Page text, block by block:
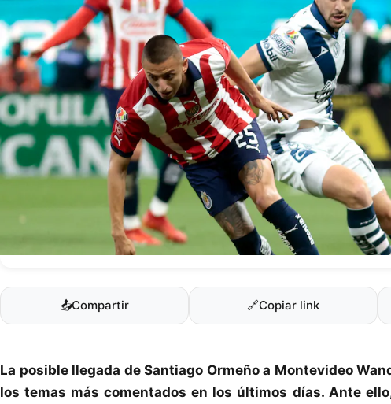
📤Compartir 🔗Copiar link
La posible llegada de Santiago Ormeñoa Montevideo
los temas más comentados en los últimos días. Ante